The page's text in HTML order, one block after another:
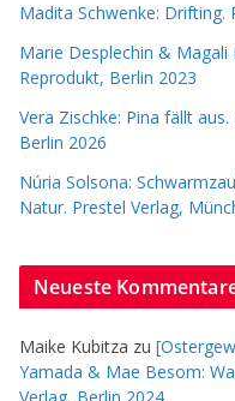
Madita Schwenke: Drifting.
Marie Desplechin & Magali
Reprodukt, Berlin 2023
Vera Zischke: Pina fällt
Berlin 2026
Núria Solsona:
Natur. Prestel Verlag,
Neueste
Maike Kubitza zu
Yamada & Mae Besom: